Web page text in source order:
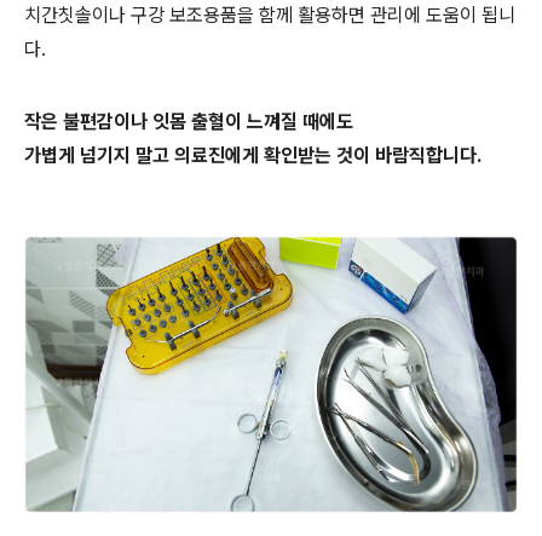
치간칫솔이나 구강 보조용품을 함께 활용하면 관리에 도움이 됩니
다.
작은 불편감이나 잇몸 출혈이 느껴질 때에도
가볍게 넘기지 말고 의료진에게 확인받는 것이 바람직합니다.